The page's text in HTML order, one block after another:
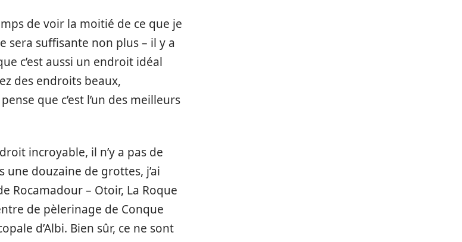
de voir la moitié de ce que je
sera suffisante non plus – il y a
c’est aussi un endroit idéal
des endroits beaux,
que c’est l’un des meilleurs
incroyable, il n’y a pas de
douzaine de grottes, j’ai
Rocamadour – Otoir, La Roque
de pèlerinage de Conque
d’Albi. Bien sûr, ce ne sont